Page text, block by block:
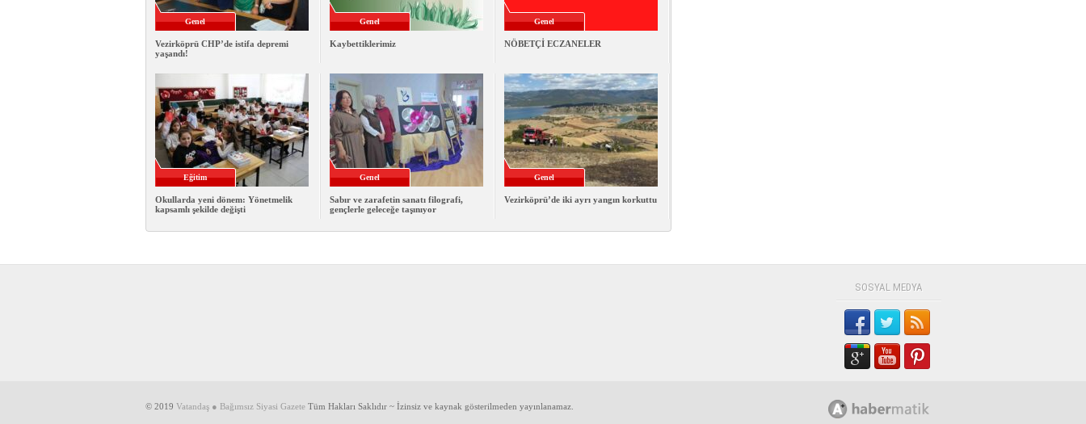
Genel
Vezirköprü CHP’de istifa depremi
yaşandı!
Genel
Kaybettiklerimiz
Genel
NÖBETÇİ ECZANELER
Eğitim
Okullarda yeni dönem: Yönetmelik
kapsamlı şekilde değişti
Genel
Sabır ve zarafetin sanatı filografi,
gençlerle geleceğe taşınıyor
Genel
Vezirköprü’de iki ayrı yangın korkuttu
SOSYAL MEDYA
© 2019 Vatandaş ● Bağımsız Siyasi GazeteTüm Hakları Saklıdır ~ İzinsiz ve kaynak gösterilmeden yayınlanamaz.